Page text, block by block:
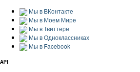
Мы в ВКонтакте
Мы в Моем Мире
Мы в Твиттере
Мы в Одноклассниках
Мы в Facebook
API